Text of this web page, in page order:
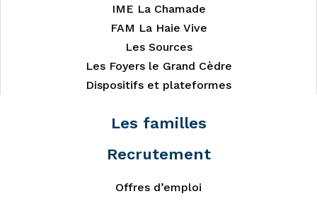
IME La Chamade
FAM La Haie Vive
Les Sources
Les Foyers le Grand Cèdre
Dispositifs et plateformes
Les familles
Recrutement
Offres d’emploi